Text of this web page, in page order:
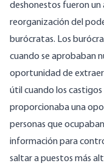
deshonestos fueron un
reorganización del
burócratas. Los
cuando se aprobaban
oportunidad de extraer
útil cuando los castigos
proporcionaba una
personas que
información para
saltar a puestos más